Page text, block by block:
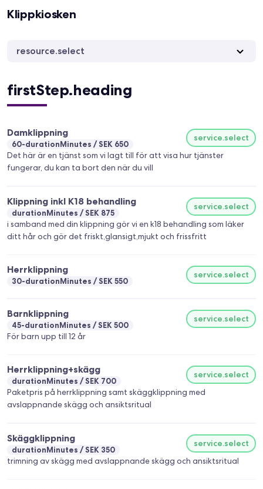
Klippkiosken
resource.select
firstStep.heading
Damklippning
60-durationMinutes SEK 650
service.select
Det här är en tjänst som vi lagt till för att visa hur tjänster
fungerar, du kan ta bort den när du vill
Klippning inkl K18 behandling
durationMinutes SEK 875
service.select
i samband med din klippning gör vi en k18 behandling som läker
ditt hår och gör det friskt,glansigt,mjukt och frissfritt
Herrklippning
30-durationMinutes SEK 550
service.select
Barnklippning
45-durationMinutes SEK 500
service.select
För barn upp till 12 år
Herrklippning+skägg
durationMinutes SEK 700
service.select
Paketpris på herrklippning samt skäggklippning med
avslappnande skägg och ansiktsritual
Skäggklippning
durationMinutes SEK 350
service.select
trimning av skägg med avslappnande skägg och ansiktsritual